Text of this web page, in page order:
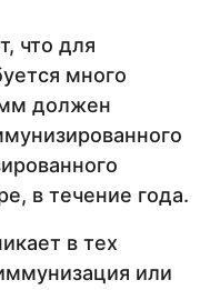
что для
много
должен
в течение года.
в тех
или